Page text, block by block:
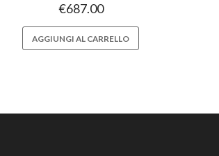
€687.00
AGGIUNGI AL CARRELLO